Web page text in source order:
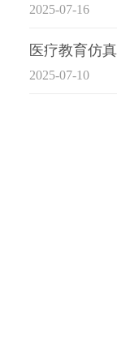
2025-07-16
2025-07-10